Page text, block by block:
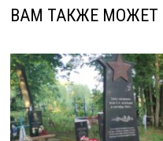
ВАМ ТАКЖЕ МОЖЕТ